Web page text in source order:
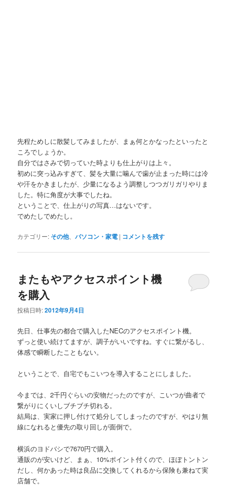
先程ためしに散髪してみましたが、まぁ何とかなったといったと
ころでしょうか。
自分ではさみで切っていた時よりも仕上がりは上々。
初めに突っ込みすぎて、髪を大量に噛んで歯が止まった時には冷
や汗をかきましたが、少量になるよう調整しつつガリガリやりま
した。特に角度が大事でしたね。
ということで、仕上がりの写真…はないです。
でめたしでめたし。
カテゴリー: その他、パソコン・家電 | コメントを残す
またもやアクセスポイント機
を購入
投稿日時:2012年9月4日
先日、仕事先の都合で購入したNECのアクセスポイント機。
ずっと使い続けてますが、調子がいいですね。すぐに繋がるし、
体感で瞬断したこともない。
ということで、自宅でもこいつを導入することにしました。
今までは、2千円ぐらいの安物だったのですが、こいつが曲者で
繋がりにくいしブチブチ切れる。
結局は、実家に押し付けて処分してしまったのですが、やはり無
線になれると優先の取り回しが面倒で。
横浜のヨドバシで7670円で購入。
通販のが安いけど、まぁ、10%ポイント付くので、ほぼトントン
だし、何かあった時は良品に交換してくれるから保険も兼ねて実
店舗で。